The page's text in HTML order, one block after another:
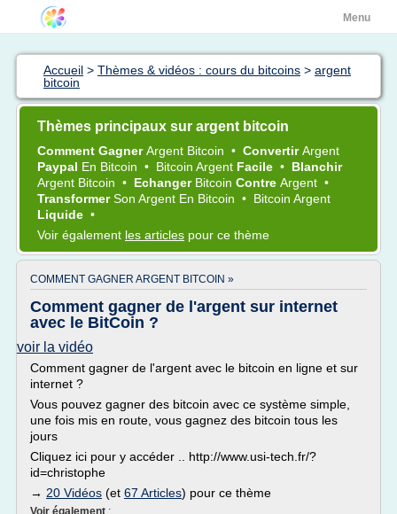
Menu
Accueil > Thèmes & vidéos : cours du bitcoins > argent
bitcoin
Thèmes principaux sur argent bitcoin
Comment GagnerArgent Bitcoin • ConvertirArgent
Paypal En Bitcoin • Bitcoin Argent Facile • Blanchir
Argent Bitcoin • Echanger Bitcoin Contre Argent •
TransformerSon Argent En Bitcoin • Bitcoin Argent
Liquide •
Voir également les articles pour ce thème
COMMENT GAGNER ARGENT BITCOIN »
Comment gagner de l'argent sur internet
avec le BitCoin ?
voir la vidéo
Comment gagner de l'argent avec le bitcoin en ligne et sur
internet ?
Vous pouvez gagner des bitcoin avec ce système simple,
une fois mis en route, vous gagnez des bitcoin tous les
jours
Cliquez ici pour y accéder .. http://www.usi-tech.fr/?
id=christophe
→ 20 Vidéos (et 67 Articles) pour ce thème
Voir également :